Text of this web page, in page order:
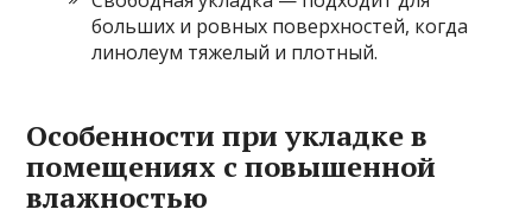
больших и ровных поверхностей, когда
линолеум тяжелый и плотный.
Особенности при укладке в
помещениях с повышенной
влажностью